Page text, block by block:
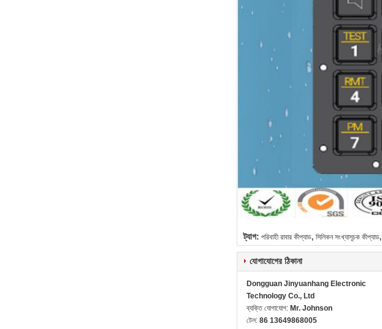
ট্যাগ: পরিবাহী রাবার কীপ্যাড, সিলিকন সংখ্যাসূচক কীপ্যাড,
যোগাযোগের ঠিকানা
Dongguan Jinyuanhang Electronic
Technology Co., Ltd
ব্যক্তি যোগাযোগ: Mr. Johnson
টেল: 86 13649868005